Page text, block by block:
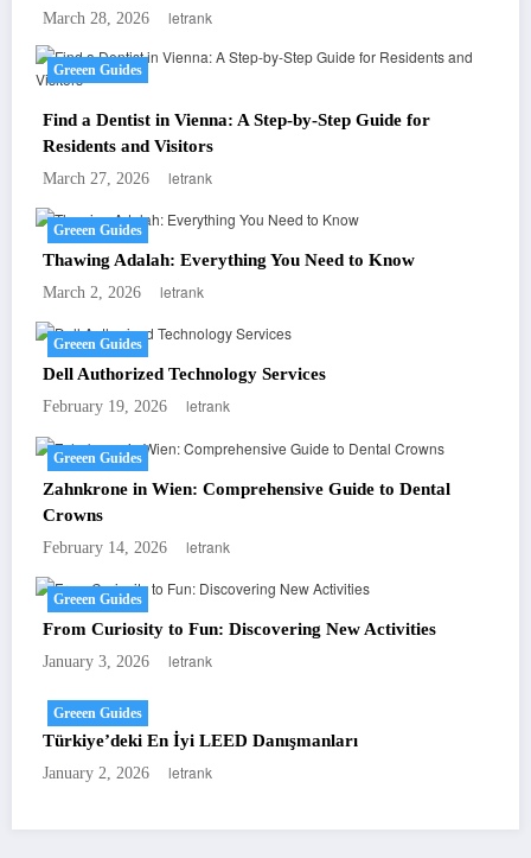
March 28, 2026 letrank
Greeen Guides
Find a Dentist in Vienna: A Step-by-Step Guide for
Residents and Visitors
March 27, 2026 letrank
Greeen Guides
Thawing Adalah: Everything You Need to Know
March 2, 2026 letrank
Greeen Guides
Dell Authorized Technology Services
February 19, 2026 letrank
Greeen Guides
Zahnkrone in Wien: Comprehensive Guide to Dental
Crowns
February 14, 2026 letrank
Greeen Guides
From Curiosity to Fun: Discovering New Activities
January 3, 2026 letrank
Greeen Guides
Türkiye’deki En İyi LEED Danışmanları
January 2, 2026 letrank